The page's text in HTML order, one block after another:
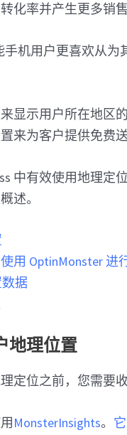
化率并产生更多销售
手机用户更喜欢从
显示用户所在地区
来为客户提供免费送
中有效使用地理定
述。
用 OptinMonster 进
据
理位置
定位之前，您需要
MonsterInsights。